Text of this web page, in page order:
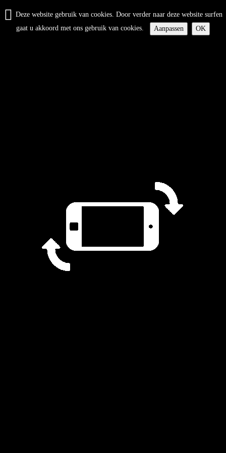
Deze website gebruik van cookies. Door verder naar deze website surfen
gaat u akkoord met ons gebruik van cookies.
Aanpassen OK